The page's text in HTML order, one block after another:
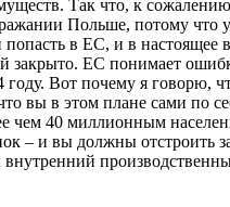
Так что, к
Польше, потому что
в ЕС, и в настоящее
закрыто. ЕС понимает
году. Вот почему я говорю,
вы в этом плане сами по
чем 40 миллионным
– и вы должны отстроить
внутренний